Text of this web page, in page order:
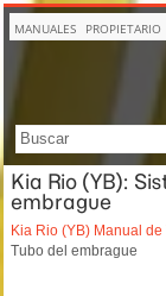
MANUALES PROPIETARIO
Kia Rio (YB):
embrague
Kia Rio (YB) Manual de
Tubo del embrague